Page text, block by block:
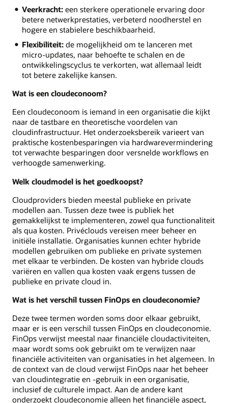
Veerkracht:een sterkere operationele ervaring door
betere netwerkprestaties, verbeterd noodherstel en
hogere en stabielere beschikbaarheid.
Flexibiliteit:de mogelijkheid om te lanceren met
micro-updates, naar behoefte te schalen en de
ontwikkelingscyclus te verkorten, wat allemaal leidt
tot betere zakelijke kansen.
Wat is een cloudeconoom?
Een cloudeconoom is iemand in een organisatie die kijkt
naar de tastbare en theoretische voordelen van
cloudinfrastructuur. Het onderzoeksbereik varieert van
praktische kostenbesparingen via hardwarevermindering
tot verwachte besparingen door versnelde workflows en
verhoogde samenwerking.
Welk cloudmodel is het goedkoopst?
Cloudproviders bieden meestal publieke en private
modellen aan. Tussen deze twee is publiek het
gemakkelijkst te implementeren, zowel qua functionaliteit
als qua kosten. Privéclouds vereisen meer beheer en
initiële installatie. Organisaties kunnen echter hybride
modellen gebruiken om publieke en private systemen
met elkaar te verbinden. De kosten van hybride clouds
variëren en vallen qua kosten vaak ergens tussen de
publieke en private cloud in.
Wat is het verschil tussen FinOps en cloudeconomie?
Deze twee termen worden soms door elkaar gebruikt,
maar er is een verschil tussen FinOps en cloudeconomie.
FinOps verwijst meestal naar financiële cloudactiviteiten,
maar wordt soms ook gebruikt om te verwijzen naar
financiële activiteiten van organisaties in het algemeen. In
de context van de cloud verwijst FinOps naar het beheer
van cloudintegratie en -gebruik in een organisatie,
inclusief de culturele impact. Aan de andere kant
onderzoekt cloudeconomie alleen het financiële aspect,